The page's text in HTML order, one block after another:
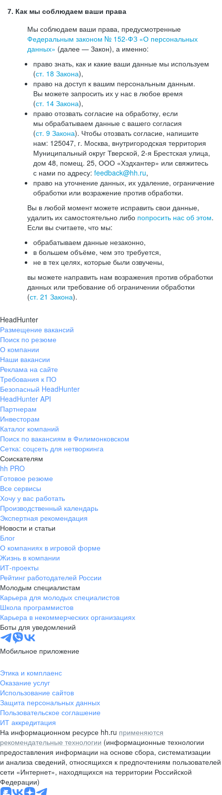
7. Как мы соблюдаем ваши права
Мы соблюдаем ваши права, предусмотренные
Федеральным законом № 152-ФЗ «О персональных
данных» (далее — Закон), а именно:
право знать, как и какие ваши данные мы используем
(ст. 18 Закона),
право на доступ к вашим персональным данным.
Вы можете запросить их у нас в любое время
(ст. 14 Закона),
право отозвать согласие на обработку, если
мы обрабатываем данные с вашего согласия
(ст. 9 Закона). Чтобы отозвать согласие, напишите
нам: 125047, г. Москва, внутригородская территория
Муниципальный округ Тверской, 2-я Брестская улица,
дом 48, помещ. 25, ООО «Хэдхантер» или свяжитесь
с нами по адресу: feedback@hh.ru,
право на уточнение данных, их удаление, ограничение
обработки или возражение против обработки.
Вы в любой момент можете исправить свои данные,
удалить их самостоятельно либо попросить нас об этом.
Если вы считаете, что мы:
обрабатываем данные незаконно,
в большем объёме, чем это требуется,
не в тех целях, которые были озвучены,
вы можете направить нам возражения против обработки
данных или требование об ограничении обработки
(ст. 21 Закона).
HeadHunter
Размещение вакансий
Поиск по резюме
О компании
Наши вакансии
Реклама на сайте
Требования к ПО
Безопасный HeadHunter
HeadHunter API
Партнерам
Инвесторам
Каталог компаний
Поиск по вакансиям в Филимонковском
Сетка: соцсеть для нетворкинга
Соискателям
hh PRO
Готовое резюме
Все сервисы
Хочу у вас работать
Производственный календарь
Экспертная рекомендация
Новости и статьи
Блог
О компаниях в игровой форме
Жизнь в компании
ИТ-проекты
Рейтинг работодателей России
Молодым специалистам
Карьера для молодых специалистов
Школа программистов
Карьера в некоммерческих организациях
Боты для уведомлений
Мобильное приложение
Этика и комплаенс
Оказание услуг
Использование сайтов
Защита персональных данных
Пользовательское соглашение
ИТ аккредитация
На информационном ресурсе hh.ru применяются
рекомендательные технологии (информационные технологии
предоставления информации на основе сбора, систематизации
и анализа сведений, относящихся к предпочтениям пользователей
сети «Интернет», находящихся на территории Российской
Федерации)